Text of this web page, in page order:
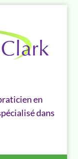
en
dans